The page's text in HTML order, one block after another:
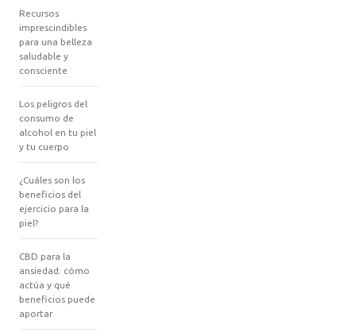
Recursos
imprescindibles
para una belleza
saludable y
consciente
Los peligros del
consumo de
alcohol en tu piel
y tu cuerpo
¿Cuáles son los
beneficios del
ejercicio para la
piel?
CBD para la
ansiedad: cómo
actúa y qué
beneficios puede
aportar